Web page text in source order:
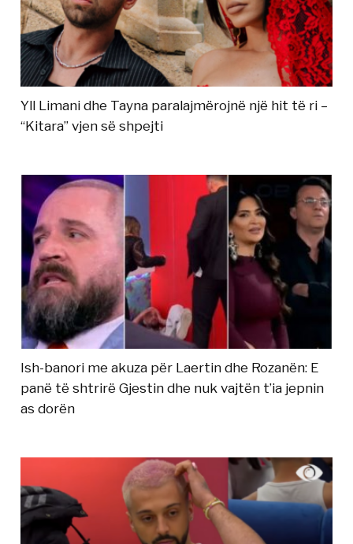
Yll Limani dhe Tayna paralajmërojnë një hit të ri –
“Kitara” vjen së shpejti
Ish-banori me akuza për Laertin dhe Rozanën: E
panë të shtrirë Gjestin dhe nuk vajtën t’ia jepnin
as dorën